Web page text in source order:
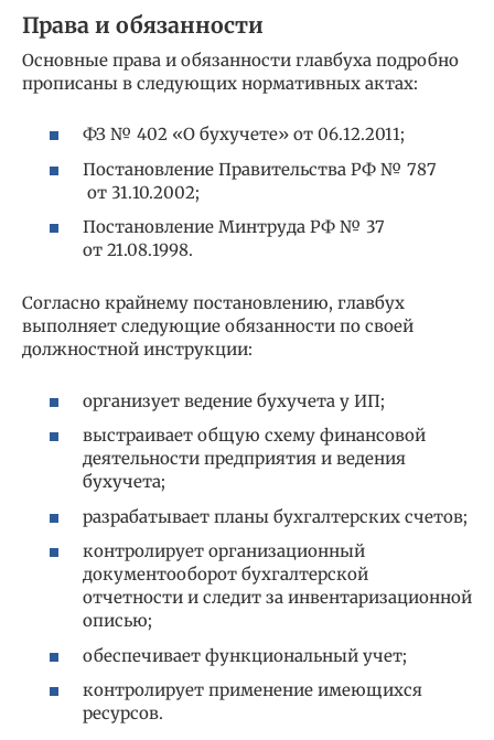
Права и обязанности
Основные права и обязанности главбуха подробно
прописаны в следующих нормативных актах:
ФЗ № 402 «О бухучете» от 06.12.2011;
Постановление Правительства РФ № 787
от 31.10.2002;
Постановление Минтруда РФ № 37
от 21.08.1998.
Согласно крайнему постановлению, главбух
выполняет следующие обязанности по своей
должностной инструкции:
организует ведение бухучета у ИП;
выстраивает общую схему финансовой
деятельности предприятия и ведения
бухучета;
разрабатывает планы бухгалтерских счетов;
контролирует организационный
документооборот бухгалтерской
отчетности и следит за инвентаризационной
описью;
обеспечивает функциональный учет;
контролирует применение имеющихся
ресурсов.